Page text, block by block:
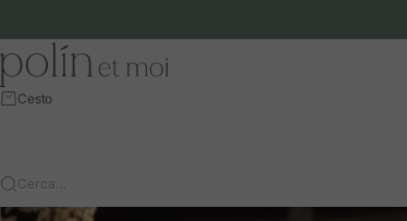
Polín et moi - EU
Cesto
Cerca…